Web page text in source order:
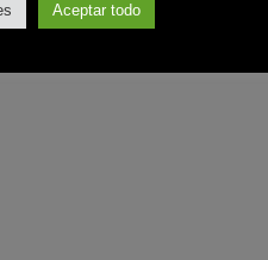
Aceptar todo